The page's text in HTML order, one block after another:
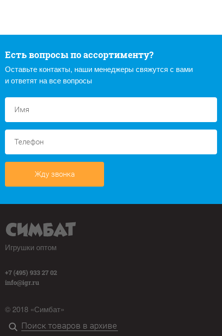
Есть вопросы по ассортименту?
Оставьте контакты, наши менеджеры свяжутся с вами
и ответят на все вопросы
Жду звонка
Игрушки оптом
+7 (495) 933 27 02
info@igr.ru
© 2018 «Симбат»